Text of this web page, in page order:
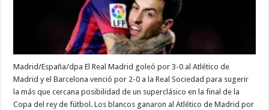
Madrid/España/dpa El Real Madrid goleó por 3-0 al Atlético de
Madrid y el Barcelona venció por 2-0 a la Real Sociedad para sugerir
la más que cercana posibilidad de un superclásico en la final de la
Copa del rey de fútbol. Los blancos ganaron al Atlético de Madrid por